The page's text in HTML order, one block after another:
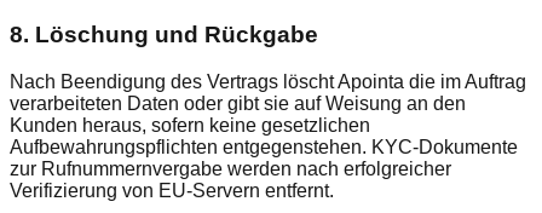
8. Löschung und Rückgabe
Nach Beendigung des Vertrags löscht Apointa die im Auftrag
verarbeiteten Daten oder gibt sie auf Weisung an den
Kunden heraus, sofern keine gesetzlichen
Aufbewahrungspflichten entgegenstehen. KYC-Dokumente
zur Rufnummernvergabe werden nach erfolgreicher
Verifizierung von EU-Servern entfernt.